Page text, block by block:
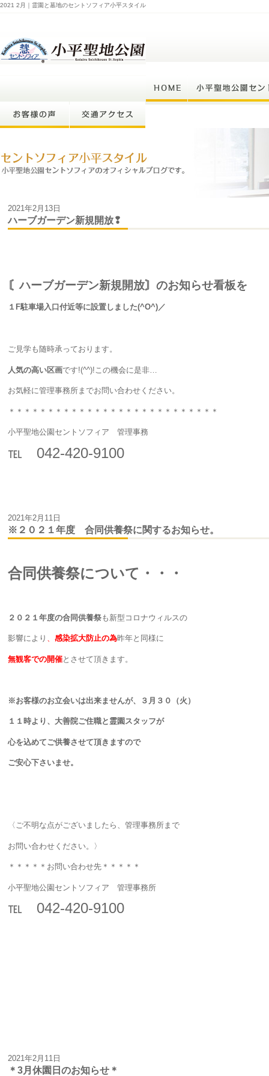
2021 2月｜霊園と墓地のセントソフィア小平スタイル
2021年2月13日
ハーブガーデン新規開放❢
〘ハーブガーデン新規開放〙のお知らせ看板を
１F駐車場入口付近等に設置しました(^O^)／
ご見学も随時承っております。
人気の高い区画です!(^^)!この機会に是非…
お気軽に管理事務所までお問い合わせください。
＊＊＊＊＊＊＊＊＊＊＊＊＊＊＊＊＊＊＊＊＊＊＊＊＊＊＊
小平聖地公園セントソフィア 管理事務
℡ 042-420-9100
2021年2月11日
※２０２１年度 合同供養祭に関するお知らせ。
合同供養祭について・・・
２０２１年度の合同供養祭も新型コロナウィルスの
影響により 、感染拡大防止の為昨年と同様に
無観客での開催とさせて頂きます。
※お客様のお立会いは出来ませんが、３月３０（火）
１１時より、大善院ご住職と霊園スタッフが
心を込めてご供養させて頂きますので
ご安心下さいませ。
〈ご不明な点がございましたら、管理事務所まで
お問い合わせください。〉
＊＊＊＊＊お問い合わせ先＊＊＊＊＊
小平聖地公園セントソフィア 管理事務所
℡ 042-420-9100
2021年2月11日
＊3月休園日のお知らせ＊